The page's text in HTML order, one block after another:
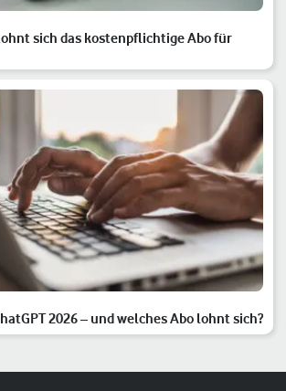
sich das kostenpflichtige Abo für
2026 – und welches Abo lohnt sich?